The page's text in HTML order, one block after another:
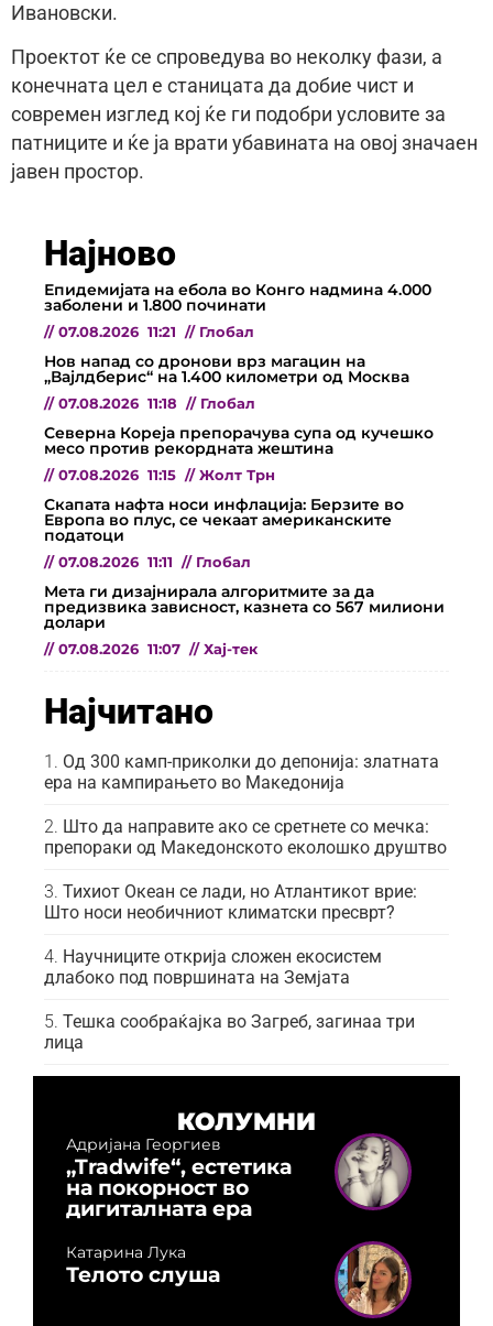
Ивановски.
Проектот ќе се спроведува во неколку фази, а
конечната цел е станицата да добие чист и
современ изглед кој ќе ги подобри условите за
патниците и ќе ја врати убавината на овој значаен
јавен простор.
Најново
Епидемијата на ебола во Конго надмина 4.000
заболени и 1.800 починати
// 07.08.2026 11:21 // Глобал
Нов напад со дронови врз магацин на
„Вајлдберис“ на 1.400 километри од Москва
// 07.08.2026 11:18 // Глобал
Северна Кореја препорачува супа од кучешко
месо против рекордната жештина
// 07.08.2026 11:15 // Жолт Трн
Скапата нафта носи инфлација: Берзите во
Европа во плус, се чекаат американските
податоци
// 07.08.2026 11:11 // Глобал
Мета ги дизајнирала алгоритмите за да
предизвика зависност, казнета со 567 милиони
долари
// 07.08.2026 11:07 // Хај-тек
Најчитано
Од 300 камп-приколки до депонија: златната
ера на кампирањето во Македонија
Што да направите ако се сретнете со мечка:
препораки од Македонското еколошко друштво
Тихиот Океан се лади, но Атлантикот врие:
Што носи необичниот климатски пресврт?
Научниците открија сложен екосистем
длабоко под површината на Земјата
Тешка сообраќајка во Загреб, загинаа три
лица
КОЛУМНИ
Адријана Георгиев
„Tradwife“, естетика
на покорност во
дигиталната ера
Катарина Лука
Телото слуша